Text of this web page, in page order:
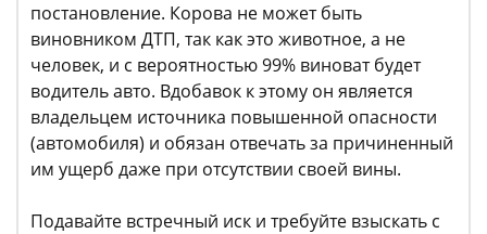
постановление. Корова не может быть
виновником ДТП, так как это животное, а не
человек, и с вероятностью 99% виноват будет
водитель авто. Вдобавок к этому он является
владельцем источника повышенной опасности
(автомобиля) и обязан отвечать за причиненный
им ущерб даже при отсутствии своей вины.
Подавайте встречный иск и требуйте взыскать с